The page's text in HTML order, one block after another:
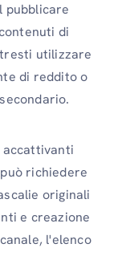
pubblicare
di
utilizzare
di reddito o
accattivanti
richiedere
originali
e creazione
l'elenco